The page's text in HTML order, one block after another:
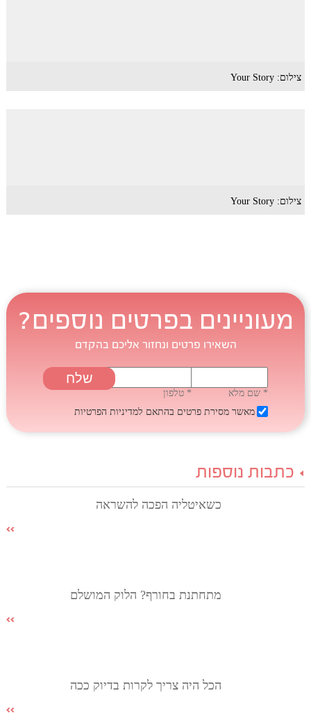
צילום: Your Story
צילום: Your Story
מעוניינים בפרטים נוספים?
השאירו פרטים ונחזור אליכם בהקדם
* שם מלא
* טלפון
מאשר מסירת פרטים בהתאם למדיניות הפרטיות
כתבות נוספות
כשאיטליה הפכה להשראה
מתחתנת בחורף? הלוק המושלם
הכל היה צריך לקרות בדיוק ככה